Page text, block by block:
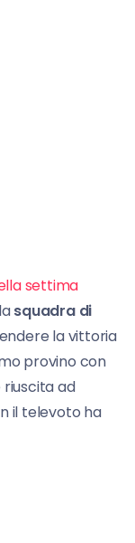
settima
squadra di
la vittoria
provino con
riuscita ad
il televoto ha